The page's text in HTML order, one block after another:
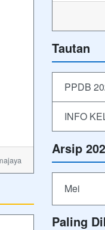
Tautan
PPDB
INFO
Arsip
Mei
Paling